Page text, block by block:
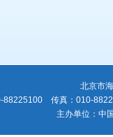
北京市
88225100 传真：010-
主办单位：中